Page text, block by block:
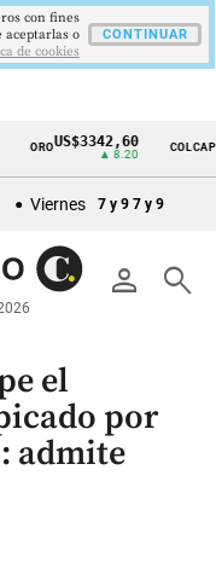
US$3342,60 COLCAP
Viernes 7 y 9 7 y 9
person search
el
por
admite
con fines
aceptarlas o
de cookies
CONTINUAR